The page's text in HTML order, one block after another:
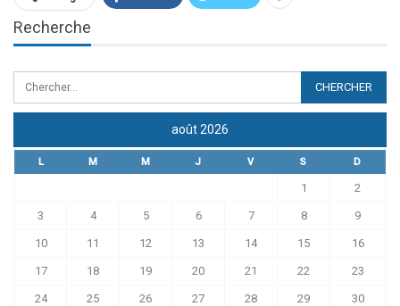
Recherche
août 2026
L M M J V S D
1 2
3 4 5 6 7 8 9
10 11 12 13 14 15 16
17 18 19 20 21 22 23
24 25 26 27 28 29 30